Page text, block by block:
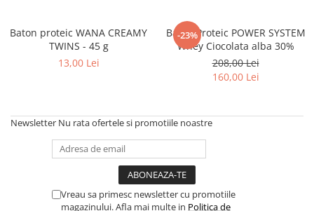
Baton proteic WANA CREAMY
TWINS - 45 g
13,00 Lei
-23%
Baton Proteic POWER SYSTEM
Whey Ciocolata alba 30%
208,00 Lei
160,00 Lei
Newsletter Nu rata ofertele si promotiile noastre
Vreau sa primesc newsletter cu promotiile
magazinului. Afla mai multe in Politica de